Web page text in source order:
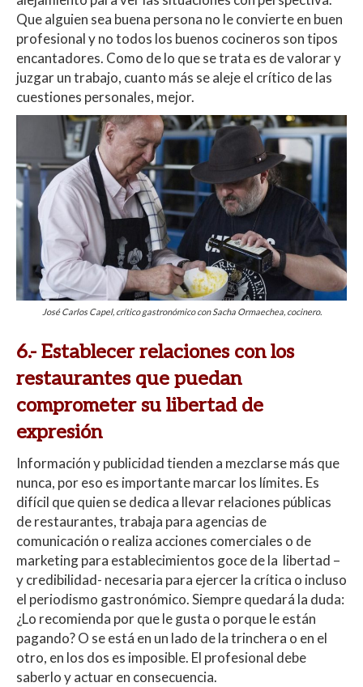
Que alguien sea buena persona no le convierte en buen
profesional y no todos los buenos cocineros son tipos
encantadores. Como de lo que se trata es de valorar y
juzgar un trabajo, cuanto más se aleje el crítico de las
cuestiones personales, mejor.
José Carlos Capel, crítico gastronómico con Sacha Ormaechea, cocinero.
6.- Establecer relaciones con los
restaurantes que puedan
comprometer su libertad de
expresión
Información y publicidad tienden a mezclarse más que
nunca, por eso es importante marcar los límites. Es
difícil que quien se dedica a llevar relaciones públicas
de restaurantes, trabaja para agencias de
comunicación o realiza acciones comerciales o de
marketing para establecimientos goce de la libertad –
y credibilidad- necesaria para ejercer la crítica o incluso
el periodismo gastronómico. Siempre quedará la duda:
¿Lo recomienda por que le gusta o porque le están
pagando? O se está en un lado de la trinchera o en el
otro, en los dos es imposible. El profesional debe
saberlo y actuar en consecuencia.